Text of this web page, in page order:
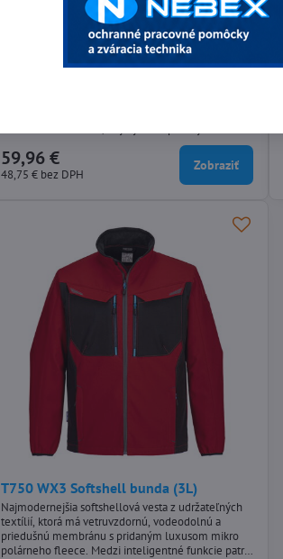
T746 WX3 Priemyselné nohavice na
pranie a sušenie. Medzi kľúčové vlastnosti patrí
nastaviteľná dĺžka nohavíc, predohnuté kolená pre
väčšie pohodlie a viacero vreciek na bezpečné
uloženie telefónov, pier a nástrojov. Nohavice sú
59,96 €
48,75 € bez DPH
Zobraziť
T750 WX3 Softshell bunda (3L)
Najmodernejšia softshellová vesta z udržateľných
textílií, ktorá má vetruvzdornú, vodeodolnú a
priedušnú membránu s pridaným luxusom mikro
polárneho fleece. Medzi inteligentné funkcie patrí